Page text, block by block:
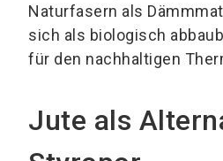
Naturfasern als
sich als biologisch
für den nachhaltigen
Jute als